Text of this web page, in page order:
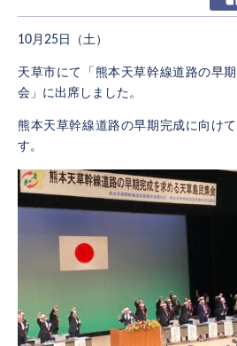
10月25日（土）
天草市にて「熊本天草幹線道路の早
会」に出席しました。
熊本天草幹線道路の早期完成に向け
す。